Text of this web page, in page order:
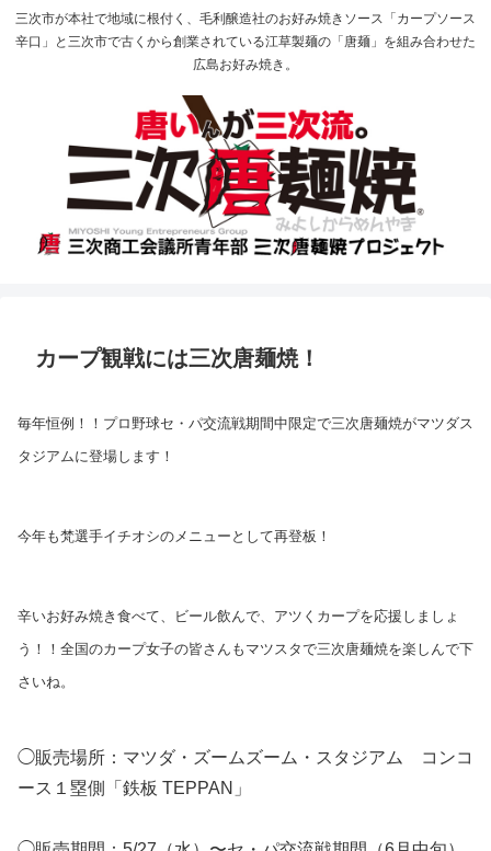
三次市が本社で地域に根付く、毛利醸造社のお好み焼きソース「カープソース
辛口」と三次市で古くから創業されている江草製麺の「唐麺」を組み合わせた
広島お好み焼き。
カープ観戦には三次唐麺焼！
毎年恒例！！プロ野球セ・パ交流戦期間中限定で三次唐麺焼がマツダス
タジアムに登場します！
今年も梵選手イチオシのメニューとして再登板！
辛いお好み焼き食べて、ビール飲んで、アツくカープを応援しましょ
う！！全国のカープ女子の皆さんもマツスタで三次唐麺焼を楽しんで下
さいね。
◯販売場所：マツダ・ズームズーム・スタジアム コンコ
ース１塁側「鉄板 TEPPAN」